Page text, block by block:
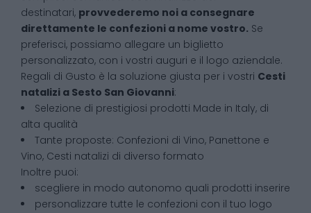
destinatari, provvederemo noi a consegnare
direttamente le confezioni a nome vostro. Se
preferisci, possiamo allegare un biglietto
personalizzato, con i vostri auguri e il logo aziendale.
Regali di Gusto è la soluzione giusta per i vostri Cesti
natalizi a Sesto San Giovanni:
Selezione di prestigiosi prodotti Made in Italy, di
alta qualità
Tante proposte: Confezioni di Vino, Panettone e
Vino, Cesti natalizi di diverso formato
Inoltre puoi:
scegliere in modo autonomo quali prodotti inserire
personalizzare tutte le confezioni con il tuo logo